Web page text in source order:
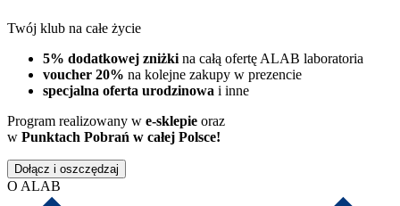
Twój klub na całe życie
5% dodatkowej zniżki na całą ofertę ALAB laboratoria
voucher 20% na kolejne zakupy w prezencie
specjalna oferta urodzinowa i inne
Program realizowany w e-sklepie oraz
w Punktach Pobrań w całej Polsce!
Dołącz i oszczędzaj
O ALAB